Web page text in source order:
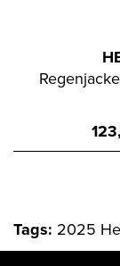
Tags: 2025